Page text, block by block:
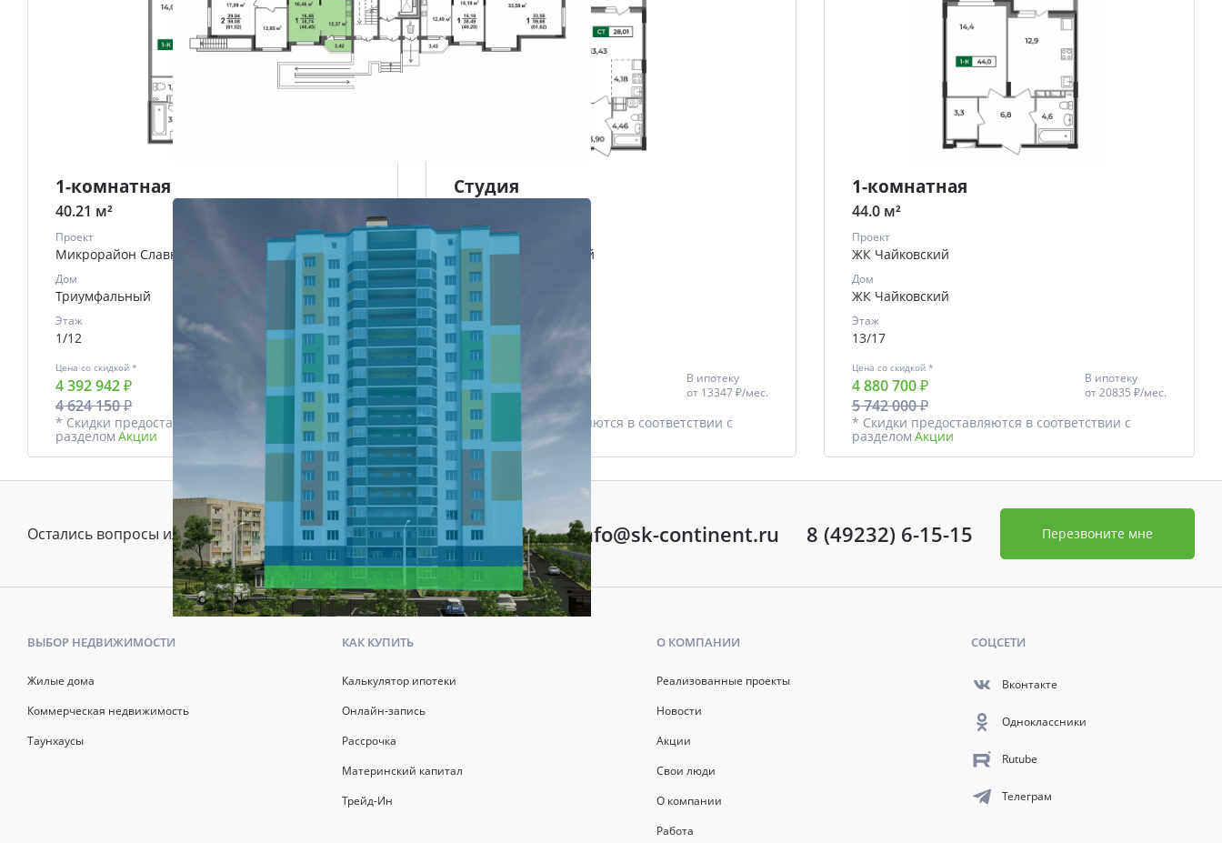
1-комнатная
40.21 м²
Проект
Микрорайон Славный
Дом
Триумфальный
Этаж
1/12
Цена со скидкой *
4 392 942 ₽
4 624 150 ₽
В ипотеку
от18753 ₽/мес.
* Скидки предоставляются в соответствии с
разделом Акции
Студия
Проект
Микрорайон Славный
Дом
Триумфальный
Этаж
2/12
Цена со скидкой *
3 126 616 ₽
3 291 175 ₽
В ипотеку
от 13347 ₽/мес.
* Скидки предоставляются в соответствии с
разделом Акции
1-комнатная
44.0 м²
Проект
ЖК Чайковский
Дом
ЖК Чайковский
Этаж
13/17
Цена со скидкой *
4 880 700 ₽
5 742 000 ₽
В ипотеку
от20835 ₽/мес.
* Скидки предоставляются в соответствии с
разделом Акции
Остались вопросы или предложения? Задать вопрос info@sk-continent.ru 8 (49232) 6-15-15 Перезвоните мне
ВЫБОР НЕДВИЖИМОСТИ
Жилые дома
Коммерческая недвижимость
Таунхаусы
КАК КУПИТЬ
Калькулятор ипотеки
Онлайн-запись
Рассрочка
Материнский капитал
Трейд-Ин
О КОМПАНИИ
Реализованные проекты
Новости
Акции
Свои люди
О компании
Работа
СОЦСЕТИ
Вконтакте
Одноклассники
Rutube
Телеграм